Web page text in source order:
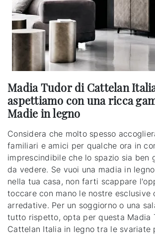
Madia Tudor di Cattelan
aspettiamo con una ricca
Madie in legno
Considera che molto spesso
familiari e amici per qualche ora in
imprescindibile che lo spazio sia ben
da vedere. Se vuoi una madia in
nella tua casa, non farti scappare
toccare con mano le nostre esclusive
arredative. Per un soggiorno o una
tutto rispetto, opta per questa Madia
Cattelan Italia in legno tra le svariate